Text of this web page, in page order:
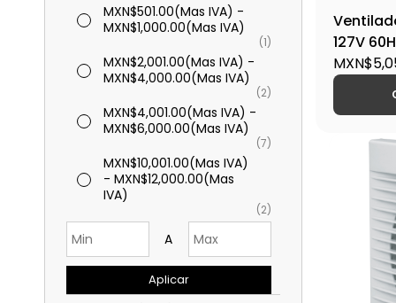
MXN$501.00(Mas IVA) -
MXN$1,000.00(Mas IVA)
(1)
MXN$2,001.00(Mas IVA) -
MXN$4,000.00(Mas IVA)
(2)
MXN$4,001.00(Mas IVA) -
MXN$6,000.00(Mas IVA)
(7)
MXN$10,001.00(Mas IVA)
- MXN$12,000.00(Mas
IVA)
(2)
A
Aplicar
127V
VAE